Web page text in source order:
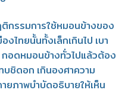
กรรมการใช้หมอนข้างของ
งไทยนั้นทั้งเล็กเกินไป เบา
กอดหมอนข้างทั่วไปแล้วต้อง
บชิดอก เกินองศาความ
ยภาพบำบัดอธิบายให้เห็น